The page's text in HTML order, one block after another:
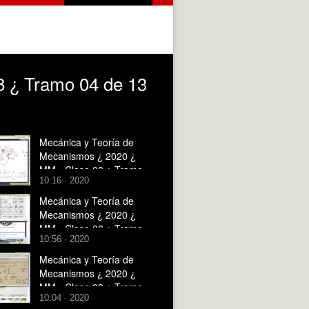
Tramo 04 de 13
Mecánica y Teoría de
Mecanismos ¿ 2020 ¿
MM - Clase 08 ¿ Tramo
13 de 13
10:16 · 2020
Mecánica y Teoría de
Mecanismos ¿ 2020 ¿
MM - Clase 08 ¿ Tramo
08 de 13
10:56 · 2020
Mecánica y Teoría de
Mecanismos ¿ 2020 ¿
MM - Clase 09 ¿ Tramo
08 de 13
10:04 · 2020